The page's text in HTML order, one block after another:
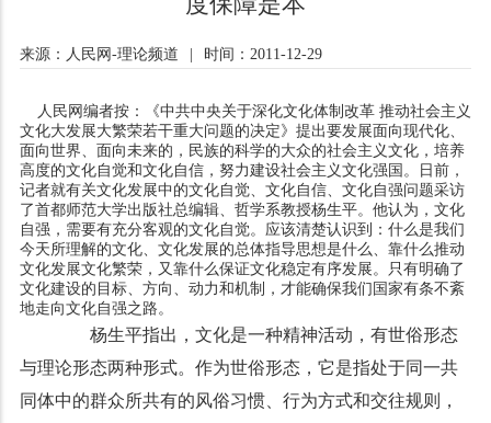
来源：人民网-理论频道 时间：2011-12-29
人民网编者按：《中共中央关于深化文化体制改革 推动社会主义
文化大发展大繁荣若干重大问题的决定》提出要发展面向现代化、
面向世界、面向未来的，民族的科学的大众的社会主义文化，培养
高度的文化自觉和文化自信，努力建设社会主义文化强国。日前，
记者就有关文化发展中的文化自觉、文化自信、文化自强问题采访
了首都师范大学出版社总编辑、哲学系教授杨生平。他认为，文化
自强，需要有充分客观的文化自觉。应该清楚认识到：什么是我们
今天所理解的文化、文化发展的总体指导思想是什么、靠什么推动
文化发展文化繁荣，又靠什么保证文化稳定有序发展。只有明确了
文化建设的目标、方向、动力和机制，才能确保我们国家有条不紊
地走向文化自强之路。
杨生平指出，文化是一种精神活动，有世俗形态
与理论形态两种形式。作为世俗形态，它是指处于同一共
同体中的群众所共有的风俗习惯、行为方式和交往规则，